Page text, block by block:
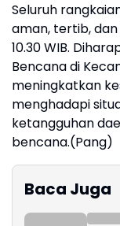
Seluruh
aman, tertib,
10.30 WIB.
Bencana di
meningkatkan
menghadapi
ketangguhan
bencana.(Pang)
Baca Juga